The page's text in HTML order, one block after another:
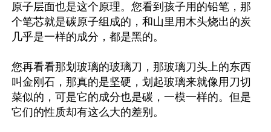
原子层面也是这个原理。您看到孩子用的铅笔，那
个笔芯就是碳原子组成的，和山里用木头烧出的炭
几乎是一样的成分，都是黑的。
您再看看那划玻璃的玻璃刀，那玻璃刀头上的东西
叫金刚石，那真的是坚硬，划起玻璃来就像用刀切
菜似的，可是它的成分也是碳，一模一样的。但是
它们的性质却有这么大的差别。